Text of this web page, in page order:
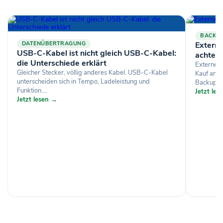
DATENÜBERTRAGUNG
USB-C-Kabel ist nicht gleich USB-C-Kabel:
die Unterschiede erklärt
Gleicher Stecker, völlig anderes Kabel. USB-C-Kabel
unterscheiden sich in Tempo, Ladeleistung und
Funktion....
Jetzt lesen →
achten
Externe
Kauf
Backup.
Jetzt